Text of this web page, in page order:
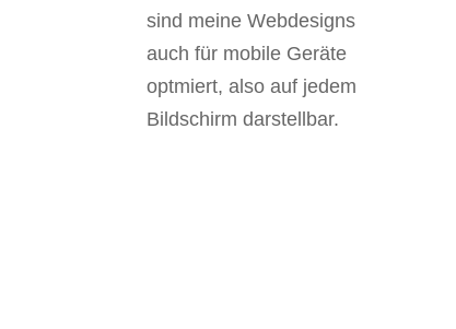
sind meine Webdesigns
auch für mobile Geräte
optmiert, also auf jedem
Bildschirm darstellbar.